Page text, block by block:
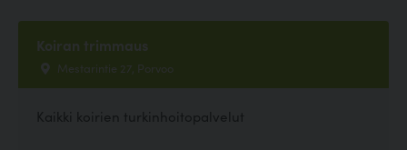
Koiran trimmaus
Mestarintie 27, Porvoo
Kaikki koirien turkinhoitopalvelut